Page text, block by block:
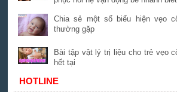
Chia sẻ một số biểu hiện vẹo
thường gặp
Bài tập vật lý trị liệu cho trẻ vẹo
hết tại
HOTLINE